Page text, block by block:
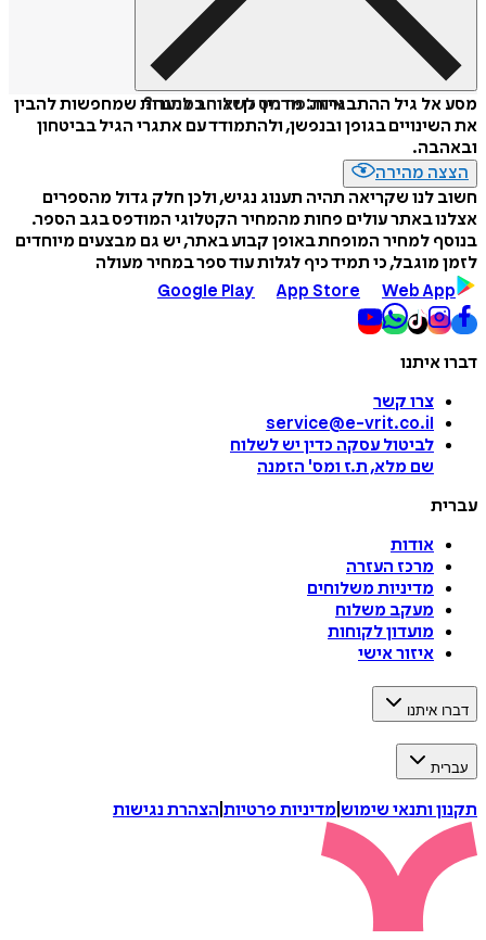
איזה פורמט לשלוח כמתנה?
מסע אל גיל ההתבגרות: מדריך כן ואוהב לנערות שמחפשות להבין
את השינויים בגופן ובנפשן, ולהתמודד עם אתגרי הגיל בביטחון
ובאהבה.
הצצה מהירה
חשוב לנו שקריאה תהיה תענוג נגיש, ולכן חלק גדול מהספרים
אצלנו באתר עולים פחות מהמחיר הקטלוגי המודפס בגב הספר.
בנוסף למחיר המופחת באופן קבוע באתר, יש גם מבצעים מיוחדים
לזמן מוגבל, כי תמיד כיף לגלות עוד ספר במחיר מעולה
Google Play
App Store Web App
דברו איתנו
צרו קשר
service@e-vrit.co.il
לביטול עסקה כדין יש לשלוח
שם מלא, ת.ז ומס' הזמנה
עברית
אודות
מרכז העזרה
מדיניות משלוחים
מעקב משלוח
מועדון לקוחות
איזור אישי
דברו איתנו
עברית
תקנון ותנאי שימוש מדיניות פרטיות הצהרת נגישות